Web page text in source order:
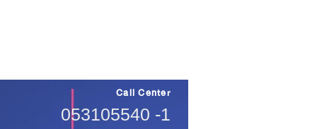
Call Center
053105540 -1